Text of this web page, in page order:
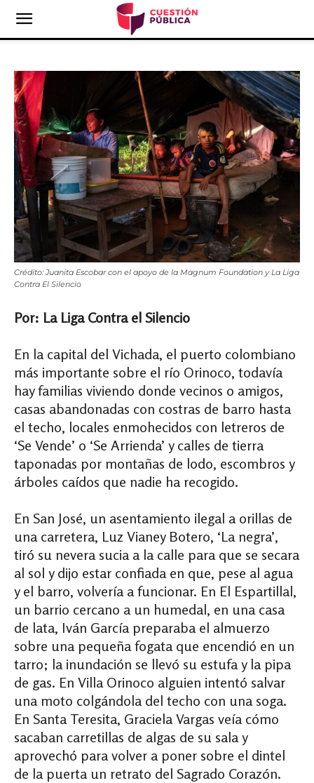
Crédito: Juanita Escobar con el apoyo de la Magnum Foundation y La Liga
Contra El Silencio
Por: La Liga Contra el Silencio
En la capital del Vichada, el puerto colombiano
más importante sobre el río Orinoco, todavía
hay familias viviendo donde vecinos o amigos,
casas abandonadas con costras de barro hasta
el techo, locales enmohecidos con letreros de
‘Se Vende’ o ‘Se Arrienda’ y calles de tierra
taponadas por montañas de lodo, escombros y
árboles caídos que nadie ha recogido.
En San José, un asentamiento ilegal a orillas de
una carretera, Luz Vianey Botero, ‘La negra’,
tiró su nevera sucia a la calle para que se secara
al sol y dijo estar confiada en que, pese al agua
y el barro, volvería a funcionar. En El Espartillal,
un barrio cercano a un humedal, en una casa
de lata, Iván García preparaba el almuerzo
sobre una pequeña fogata que encendió en un
tarro; la inundación se llevó su estufa y la pipa
de gas. En Villa Orinoco alguien intentó salvar
una moto colgándola del techo con una soga.
En Santa Teresita, Graciela Vargas veía cómo
sacaban carretillas de algas de su sala y
aprovechó para volver a poner sobre el dintel
de la puerta un retrato del Sagrado Corazón.